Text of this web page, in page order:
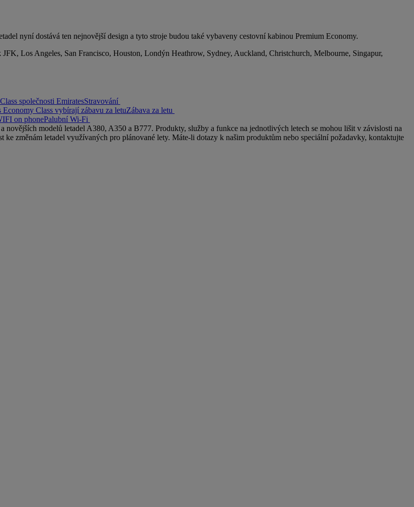
nyní dostává ten nejnovější design a tyto stroje budou také vybaveny cestovní kabinou Premium Economy.
Los Angeles, San Francisco, Houston, Londýn Heathrow, Sydney, Auckland, Christchurch, Melbourne, Singapur,
Stravování
Zábava za letu
Palubní Wi-Fi
novějších modelů letadel A380, A350 a B777. Produkty, služby a funkce na jednotlivých letech se mohou lišit v závislosti na
změnám letadel využívaných pro plánované lety. Máte-li dotazy k našim produktům nebo speciální požadavky, kontaktujte